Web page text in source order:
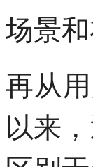
场景
再从
以来